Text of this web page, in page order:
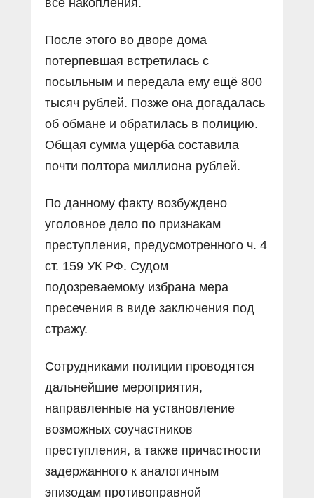
После этого во дворе дома
потерпевшая встретилась с
посыльным и передала ему ещё 800
тысяч рублей. Позже она догадалась
об обмане и обратилась в полицию.
Общая сумма ущерба составила
почти полтора миллиона рублей.
По данному факту возбуждено
уголовное дело по признакам
преступления, предусмотренного ч. 4
ст. 159 УК РФ. Судом
подозреваемому избрана мера
пресечения в виде заключения под
стражу.
Сотрудниками полиции проводятся
дальнейшие мероприятия,
направленные на установление
возможных соучастников
преступления, а также причастности
задержанного к аналогичным
эпизодам противоправной